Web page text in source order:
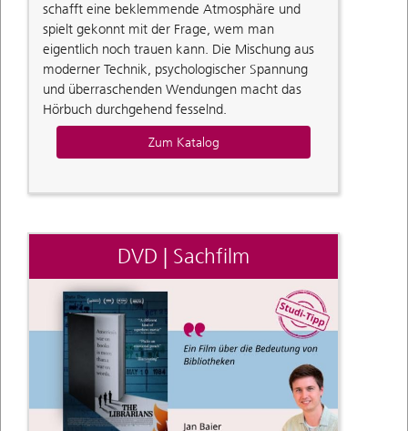
schafft eine beklemmende Atmosphäre und
spielt gekonnt mit der Frage, wem man
eigentlich noch trauen kann. Die Mischung aus
moderner Technik, psychologischer Spannung
und überraschenden Wendungen macht das
Hörbuch durchgehend fesselnd.
Zum Katalog
DVD | Sachfilm